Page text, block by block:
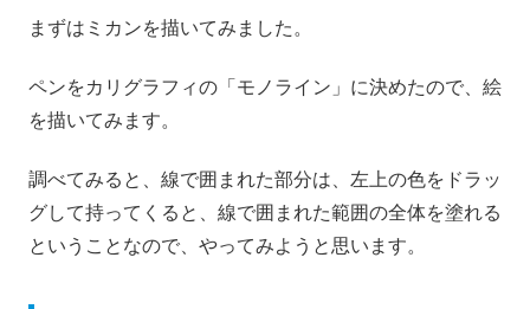
まずはミカンを描いてみました。
ペンをカリグラフィの「モノライン」に決めたので、絵
を描いてみます。
調べてみると、線で囲まれた部分は、左上の色をドラッ
グして持ってくると、線で囲まれた範囲の全体を塗れる
ということなので、やってみようと思います。